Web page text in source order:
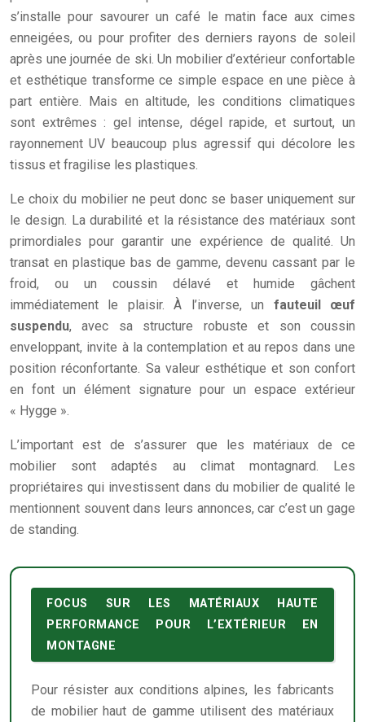
s’installe pour savourer un café le matin face aux cimes
enneigées, ou pour profiter des derniers rayons de soleil
après une journée de ski. Un mobilier d’extérieur confortable
et esthétique transforme ce simple espace en une pièce à
part entière. Mais en altitude, les conditions climatiques
sont extrêmes : gel intense, dégel rapide, et surtout, un
rayonnement UV beaucoup plus agressif qui décolore les
tissus et fragilise les plastiques.
Le choix du mobilier ne peut donc se baser uniquement sur
le design. La durabilité et la résistance des matériaux sont
primordiales pour garantir une expérience de qualité. Un
transat en plastique bas de gamme, devenu cassant par le
froid, ou un coussin délavé et humide gâchent
immédiatement le plaisir. À l’inverse, un fauteuil œuf
suspendu, avec sa structure robuste et son coussin
enveloppant, invite à la contemplation et au repos dans une
position réconfortante. Sa valeur esthétique et son confort
en font un élément signature pour un espace extérieur
« Hygge ».
L’important est de s’assurer que les matériaux de ce
mobilier sont adaptés au climat montagnard. Les
propriétaires qui investissent dans du mobilier de qualité le
mentionnent souvent dans leurs annonces, car c’est un gage
de standing.
FOCUS SUR LES MATÉRIAUX HAUTE
PERFORMANCE POUR L’EXTÉRIEUR EN
MONTAGNE
Pour résister aux conditions alpines, les fabricants
de mobilier haut de gamme utilisent des matériaux